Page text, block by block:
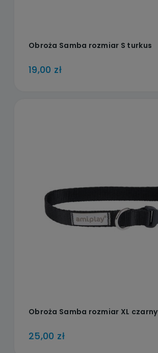
Obroża Samba rozmiar S turkus
19,00 zł
Obroża Samba rozmiar XL czarny
25,00 zł